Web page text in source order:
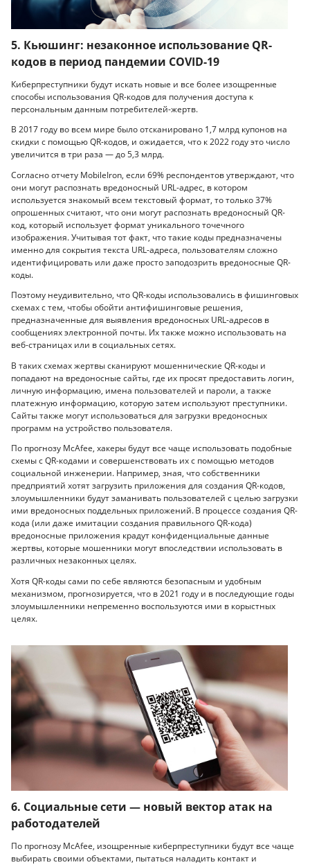
5. Кьюшинг: незаконное использование QR-
кодов в период пандемии COVID-19
Киберпреступники будут искать новые и все более изощренные
способы использования QR-кодов для получения доступа к
персональным данным потребителей-жертв.
В 2017 году во всем мире было отсканировано 1,7 млрд купонов на
скидки с помощью QR-кодов, и ожидается, что к 2022 году это число
увеличится в три раза — до 5,3 млрд.
Согласно отчету MobileIron, если 69% респондентов утверждают, что
они могут распознать вредоносный URL-адрес, в котором
используется знакомый всем текстовый формат, то только 37%
опрошенных считают, что они могут распознать вредоносный QR-
код, который использует формат уникального точечного
изображения. Учитывая тот факт, что такие коды предназначены
именно для сокрытия текста URL-адреса, пользователям сложно
идентифицировать или даже просто заподозрить вредоносные QR-
коды.
Поэтому неудивительно, что QR-коды использовались в фишинговых
схемах с тем, чтобы обойти антифишинговые решения,
предназначенные для выявления вредоносных URL-адресов в
сообщениях электронной почты. Их также можно использовать на
веб-страницах или в социальных сетях.
В таких схемах жертвы сканируют мошеннические QR-коды и
попадают на вредоносные сайты, где их просят предоставить логин,
личную информацию, имена пользователей и пароли, а также
платежную информацию, которую затем используют преступники.
Сайты также могут использоваться для загрузки вредоносных
программ на устройство пользователя.
По прогнозу McAfee, хакеры будут все чаще использовать подобные
схемы с QR-кодами и совершенствовать их с помощью методов
социальной инженерии. Например, зная, что собственники
предприятий хотят загрузить приложения для создания QR-кодов,
злоумышленники будут заманивать пользователей с целью загрузки
ими вредоносных поддельных приложений. В процессе создания QR-
кода (или даже имитации создания правильного QR-кода)
вредоносные приложения крадут конфиденциальные данные
жертвы, которые мошенники могут впоследствии использовать в
различных незаконных целях.
Хотя QR-коды сами по себе являются безопасным и удобным
механизмом, прогнозируется, что в 2021 году и в последующие годы
злоумышленники непременно воспользуются ими в корыстных
целях.
6. Социальные сети — новый вектор атак на
работодателей
По прогнозу McAfee, изощренные киберпреступники будут все чаще
выбирать своими объектами, пытаться наладить контакт и